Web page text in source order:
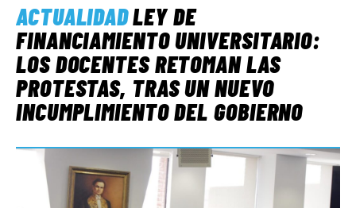
ACTUALIDADLEY DE
FINANCIAMIENTO UNIVERSITARIO:
LOS DOCENTES RETOMAN LAS
PROTESTAS, TRAS UN NUEVO
INCUMPLIMIENTO DEL GOBIERNO